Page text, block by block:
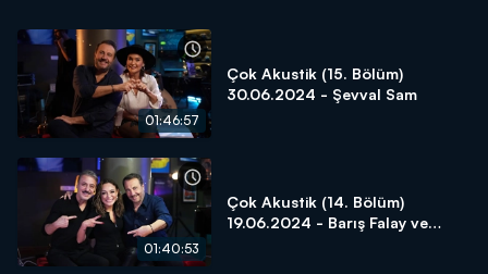
01:46:57
Çok Akustik (15. Bölüm)
30.06.2024 - Şevval Sam
01:40:53
Çok Akustik (14. Bölüm)
19.06.2024 - Barış Falay ve